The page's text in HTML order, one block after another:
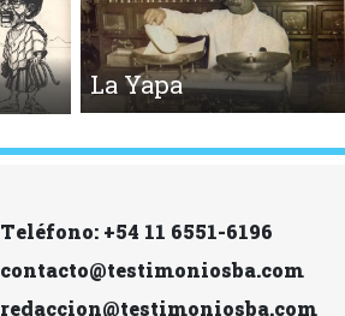
La Yapa
Teléfono: +54 11 6551-6196
contacto@testimoniosba.com
redaccion@testimoniosba.com